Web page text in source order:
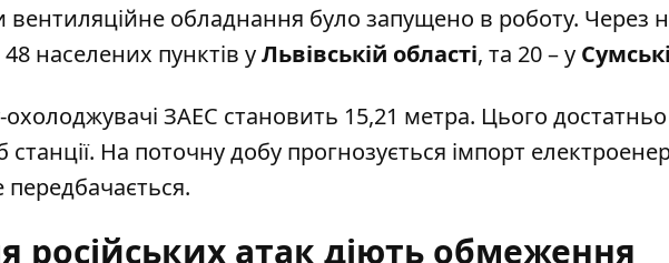
обладнання було запущено в роботу. Через
населених пунктів уЛьвівській області, та 20 – у
охолоджувачі ЗАЕС становить 15,21 метра. Цього
На поточну добу прогнозується імпорт
російських атак діють обмеження